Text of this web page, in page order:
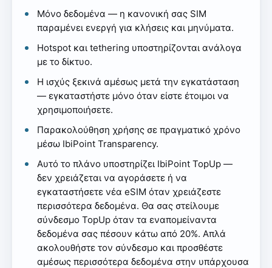
Μόνο δεδομένα — η κανονική σας SIM
παραμένει ενεργή για κλήσεις και μηνύματα.
Hotspot και tethering υποστηρίζονται ανάλογα
με το δίκτυο.
Η ισχύς ξεκινά αμέσως μετά την εγκατάσταση
— εγκαταστήστε μόνο όταν είστε έτοιμοι να
χρησιμοποιήσετε.
Παρακολούθηση χρήσης σε πραγματικό χρόνο
μέσω IbiPoint Transparency.
Αυτό το πλάνο υποστηρίζει IbiPoint TopUp —
δεν χρειάζεται να αγοράσετε ή να
εγκαταστήσετε νέα eSIM όταν χρειάζεστε
περισσότερα δεδομένα. Θα σας στείλουμε
σύνδεσμο TopUp όταν τα εναπομείναντα
δεδομένα σας πέσουν κάτω από 20%. Απλά
ακολουθήστε τον σύνδεσμο και προσθέστε
αμέσως περισσότερα δεδομένα στην υπάρχουσα